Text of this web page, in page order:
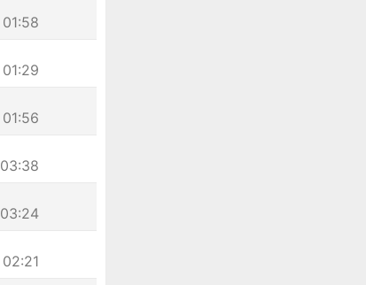
01:58
01:29
01:56
03:38
03:24
02:21